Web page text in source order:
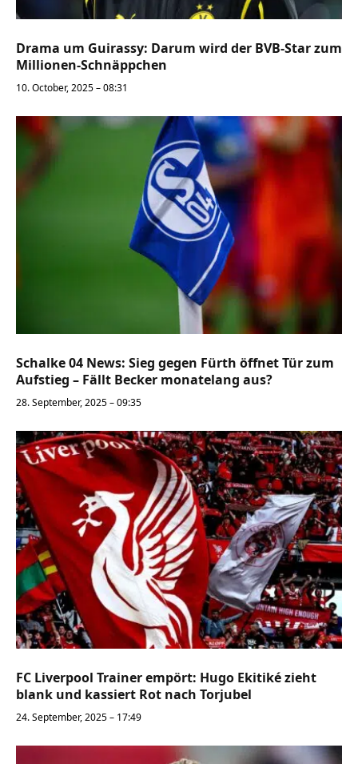
Drama um Guirassy: Darum wird der BVB-Star zum
Millionen-Schnäppchen
10. October, 2025 – 08:31
Schalke 04 News: Sieg gegen Fürth öffnet Tür zum
Aufstieg – Fällt Becker monatelang aus?
28. September, 2025 – 09:35
FC Liverpool Trainer empört: Hugo Ekitiké zieht
blank und kassiert Rot nach Torjubel
24. September, 2025 – 17:49